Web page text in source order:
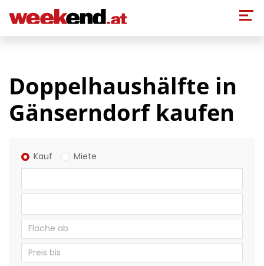
Doppelhaushälfte in
Gänserndorf kaufen
Kauf Miete